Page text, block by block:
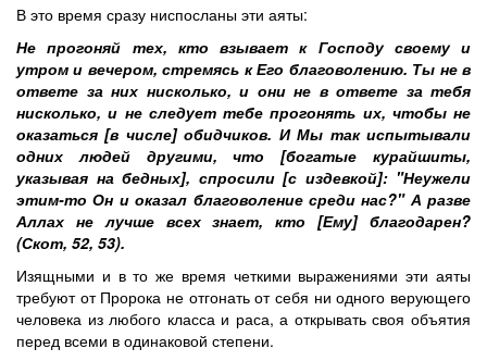
В это время сразу ниспосланы эти аяты:
Не прогоняй тех, кто взывает к Господу своему и
утром и вечером, стремясь к Его благоволению. Ты не в
ответе за них нисколько, и они не в ответе за тебя
нисколько, и не следует тебе прогонять их, чтобы не
оказаться [в числе] обидчиков. И Мы так испытывали
одних людей другими, что [богатые курайшиты,
указывая на бедных], спросили [с издевкой]: "Неужели
этим-то Он и оказал благоволение среди нас?" А разве
Аллах не лучше всех знает, кто [Ему] благодарен?
(Скот, 52, 53).
Изящными и в то же время четкими выражениями эти аяты
требуют от Пророка не отгонать от себя ни одного верующего
человека из любого класса и раса, а открывать своя объятия
перед всеми в одинаковой степени.